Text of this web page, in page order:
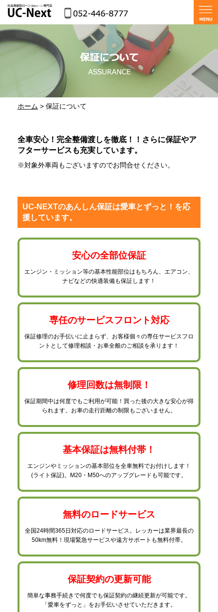
ホーム > 保証について
全車安心！完全整備渡しを徹底！！さらに保証やア
フターサービスも充実しています。
※対象外車両もございますのでお問合せください。
UC-NEXTのあんしん保証は愛車とずっと！を応
援しています。
安心の全部位保証
エンジン・ミッション等の基本性能部位はもちろん、 エアコン、
ナビなどの快適装備も保証します！
専任のサービスフロント対応
保証修理のお手伝いに止まらず、お客様個々の専任サービスフロ
ントとして修理相談・お車全般のご相談を承ります！
修理回数は無制限！
保証期間中は何度でもご利用が可能！買った後の大きな安心が得
られます。お車の走行距離の制限もございません。
基本保証は無料付帯！
エンジンやミッションの基本部位を全車無料でお付けします！
(ライト保証)。M20・M50へのアップグレードも可能です。
無料のロードサービス
全国24時間365日対応のロードサービス。レッカーは業界最長の
50km無料！現場緊急サービスや遠方サポートも無料付帯。
保証契約の更新可能
簡単な事務手続きで何度でも保証契約の継続更新が可能です。
「愛車をずっと」をお手伝いさせていただきます。